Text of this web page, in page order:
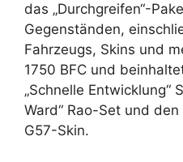
das „Durchgreifen“-
Gegenständen,
Fahrzeugs, Skins und
1750 BFC und
„Schnelle Entwicklung“
Ward“ Rao-Set und
G57-Skin.